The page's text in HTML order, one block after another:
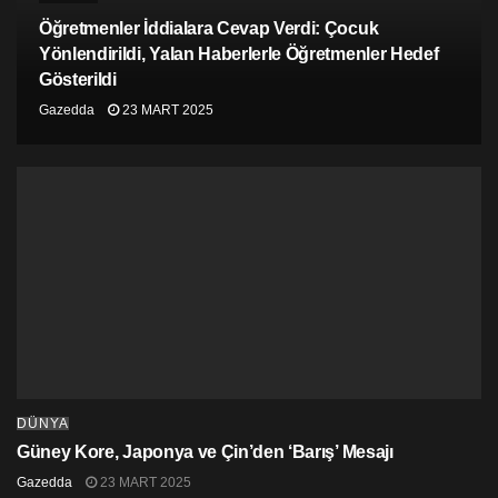
gelsin), Yukarıya ve hafif sağa doğru bakın.
Öğretmenler İddialara Cevap Verdi: Çocuk
Yönlendirildi, Yalan Haberlerle Öğretmenler Hedef
Gösterildi
Gazedda 23 MART 2025
DÜNYA
Güney Kore, Japonya ve Çin’den ‘Barış’ Mesajı
Gazedda 23 MART 2025